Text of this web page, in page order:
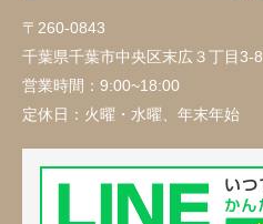
〒260-0843
千葉県千葉市中央区末広３丁目3-8
営業時間： 9:00~18:00
定休日： 火曜・水曜、年末年始